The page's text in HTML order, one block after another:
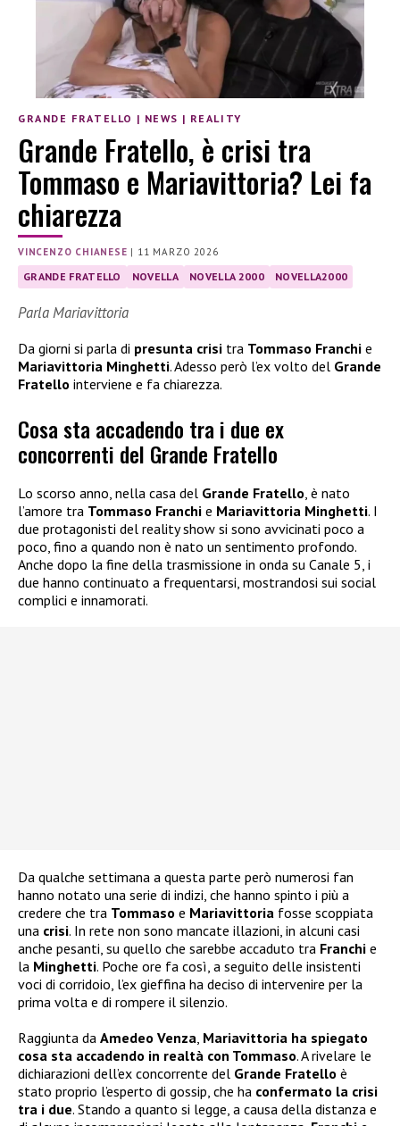
GRANDE FRATELLO | NEWS | REALITY
Grande Fratello, è crisi tra
Tommaso e Mariavittoria? Lei fa
chiarezza
VINCENZO CHIANESE | 11 MARZO 2026
GRANDE FRATELLO NOVELLA NOVELLA 2000 NOVELLA2000
Parla Mariavittoria
Da giorni si parla di presunta crisi tra Tommaso Franchi e
Mariavittoria Minghetti. Adesso però l’ex volto del Grande
Fratello interviene e fa chiarezza.
Cosa sta accadendo tra i due ex
concorrenti del Grande Fratello
Lo scorso anno, nella casa del Grande Fratello, è nato
l’amore tra Tommaso Franchi e Mariavittoria Minghetti. I
due protagonisti del reality show si sono avvicinati poco a
poco, fino a quando non è nato un sentimento profondo.
Anche dopo la fine della trasmissione in onda su Canale 5, i
due hanno continuato a frequentarsi, mostrandosi sui social
complici e innamorati.
Da qualche settimana a questa parte però numerosi fan
hanno notato una serie di indizi, che hanno spinto i più a
credere che tra Tommaso e Mariavittoria fosse scoppiata
una crisi. In rete non sono mancate illazioni, in alcuni casi
anche pesanti, su quello che sarebbe accaduto tra Franchi e
la Minghetti. Poche ore fa così, a seguito delle insistenti
voci di corridoio, l’ex gieffina ha deciso di intervenire per la
prima volta e di rompere il silenzio.
Raggiunta da Amedeo Venza, Mariavittoria ha spiegato
cosa sta accadendo in realtà con Tommaso. A rivelare le
dichiarazioni dell’ex concorrente del Grande Fratello è
stato proprio l’esperto di gossip, che ha confermato la crisi
tra i due. Stando a quanto si legge, a causa della distanza e